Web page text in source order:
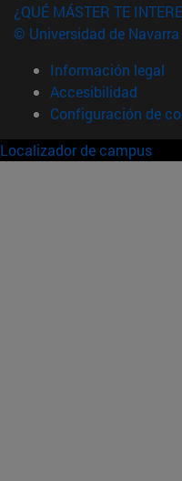
¿QUÉ MÁSTER TE
© Universidad de Navarra
Información legal
Accesibilidad
Configuración de
Localizador de campus